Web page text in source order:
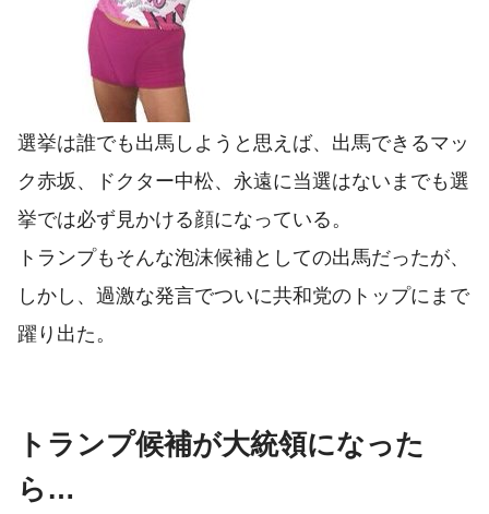
選挙は誰でも出馬しようと思えば、出馬できるマッ
ク赤坂、ドクター中松、永遠に当選はないまでも選
挙では必ず見かける顔になっている。
トランプもそんな泡沫候補としての出馬だったが、
しかし、過激な発言でついに共和党のトップにまで
躍り出た。
トランプ候補が大統領になった
ら…